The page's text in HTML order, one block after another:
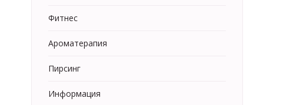
Фитнес
Ароматерапия
Пирсинг
Информация